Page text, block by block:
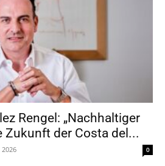
Rengel: „Nachhaltiger
Zukunft der Costa del...
2026 0